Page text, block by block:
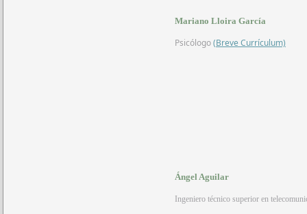
Mariano Lloira García
Psicólogo(Breve Currículum)
Ángel Aguilar
Ingeniero técnico superior en